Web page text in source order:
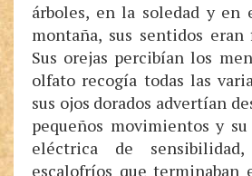
árboles, en la soledad y
montaña, sus sentidos eran
Sus orejas percibían los
olfato recogía todas las
sus ojos dorados advertían
pequeños movimientos y
eléctrica de sensibilidad,
escalofríos que terminaban